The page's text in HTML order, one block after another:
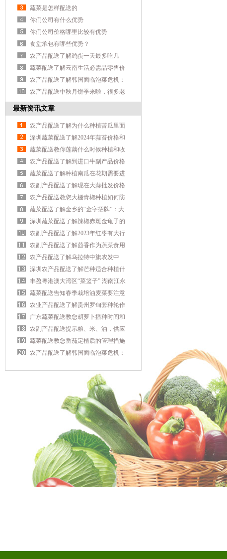
蔬菜是怎样配送的
你们公司有什么优势
你们公司价格哪里比较有优势
食堂承包有哪些优势？
农产品配送了解鸡蛋一天最多吃几
个？1吃法让胆固醇过高
蔬菜配送了解云南生活必需品零售价
格环比8涨4跌 禽蛋菜涨粮油跌！
农产品配送了解韩国面临泡菜危机：
大白菜严重减产 制作成本大幅增加
农产品配送中秋月饼季来啦，很多老
字号和食品店改良后还降价了？
最新资讯文章
农产品配送了解为什么种植苦瓜里面
有虫子？
深圳蔬菜配送了解2024年蒜苔价格和
质量能匹配吗？
蔬菜配送教你莲藕什么时候种植和收
获？
农产品配送了解到进口牛副产品价格
行情？
蔬菜配送了解种植南瓜在花期需要进
行人工授粉吗？
农副产品配送了解现在大蒜批发价格
多少钱？
农产品配送教您大棚青椒种植如何防
治烂果
蔬菜配送了解金乡的“金字招牌”：大
蒜
深圳蔬菜配送了解辣椒赤斑金龟子的
农业防治措施？
农副产品配送了解2023年红枣有大行
情吗?
农副产品配送了解茴香作为蔬菜食用
有什么禁忌吗？
农产品配送了解乌拉特中旗农发中
心：设施农业促增收 精心管护辣椒苗
深圳农产品配送了解芒种适合种植什
么蔬菜
丰盈粤港澳大湾区“菜篮子” 湖南江永
形成高效益蔬菜产业链
蔬菜配送告知春季栽培油麦菜要注意
农业产品配送了解贵州罗甸套种轮作
秋冬蔬菜 亩产值突破1.5万元
广东蔬菜配送教您胡萝卜播种时间和
方法
农副产品配送提示粮、米、油，供应
充足！
蔬菜配送教您番茄定植后的管理措施
农产品配送了解韩国面临泡菜危机：